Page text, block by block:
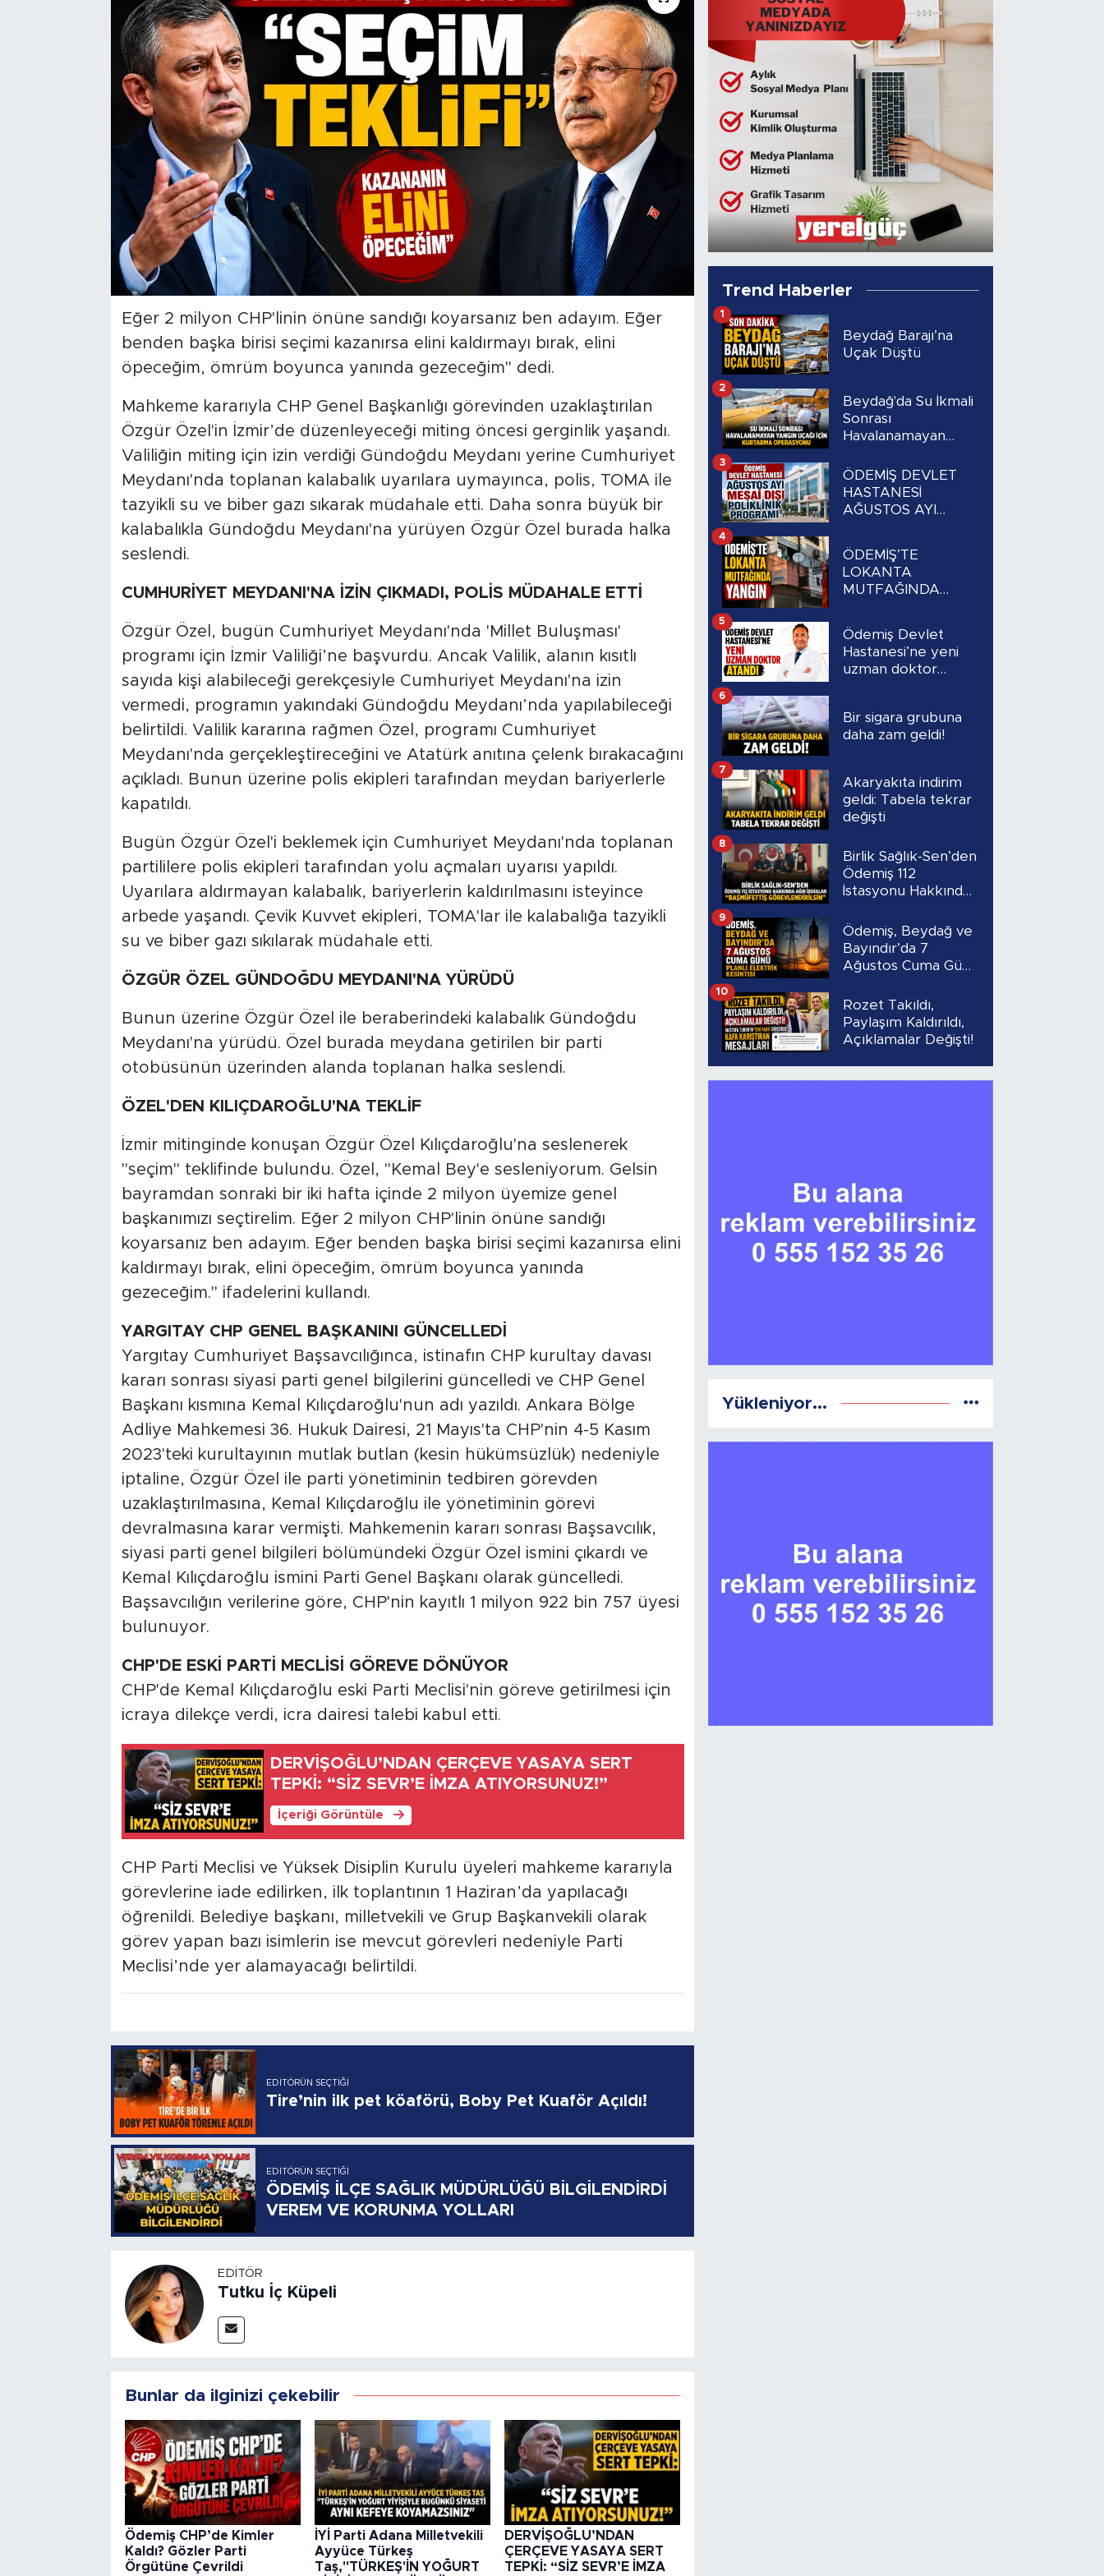
Eğer 2 milyon CHP'linin önüne sandığı koyarsanız ben adayım. Eğer
benden başka birisi seçimi kazanırsa elini kaldırmayı bırak, elini
öpeceğim, ömrüm boyunca yanında gezeceğim" dedi.
Mahkeme kararıyla CHP Genel Başkanlığı görevinden uzaklaştırılan
Özgür Özel'in İzmir’de düzenleyeceği miting öncesi gerginlik yaşandı.
Valiliğin miting için izin verdiği Gündoğdu Meydanı yerine Cumhuriyet
Meydanı'nda toplanan kalabalık uyarılara uymayınca, polis, TOMA ile
tazyikli su ve biber gazı sıkarak müdahale etti. Daha sonra büyük bir
kalabalıkla Gündoğdu Meydanı'na yürüyen Özgür Özel burada halka
seslendi.
CUMHURİYET MEYDANI'NA İZİN ÇIKMADI, POLİS MÜDAHALE ETTİ
Özgür Özel, bugün Cumhuriyet Meydanı'nda 'Millet Buluşması'
programı için İzmir Valiliği’ne başvurdu. Ancak Valilik, alanın kısıtlı
sayıda kişi alabileceği gerekçesiyle Cumhuriyet Meydanı'na izin
vermedi, programın yakındaki Gündoğdu Meydanı’nda yapılabileceği
belirtildi. Valilik kararına rağmen Özel, programı Cumhuriyet
Meydanı'nda gerçekleştireceğini ve Atatürk anıtına çelenk bırakacağını
açıkladı. Bunun üzerine polis ekipleri tarafından meydan bariyerlerle
kapatıldı.
Bugün Özgür Özel'i beklemek için Cumhuriyet Meydanı'nda toplanan
partililere polis ekipleri tarafından yolu açmaları uyarısı yapıldı.
Uyarılara aldırmayan kalabalık, bariyerlerin kaldırılmasını isteyince
arbede yaşandı. Çevik Kuvvet ekipleri, TOMA'lar ile kalabalığa tazyikli
su ve biber gazı sıkılarak müdahale etti.
ÖZGÜR ÖZEL GÜNDOĞDU MEYDANI'NA YÜRÜDÜ
Bunun üzerine Özgür Özel ile beraberindeki kalabalık Gündoğdu
Meydanı'na yürüdü. Özel burada meydana getirilen bir parti
otobüsünün üzerinden alanda toplanan halka seslendi.
ÖZEL'DEN KILIÇDAROĞLU'NA TEKLİF
İzmir mitinginde konuşan Özgür Özel Kılıçdaroğlu'na seslenerek
"seçim" teklifinde bulundu. Özel, "Kemal Bey'e sesleniyorum. Gelsin
bayramdan sonraki bir iki hafta içinde 2 milyon üyemize genel
başkanımızı seçtirelim. Eğer 2 milyon CHP'linin önüne sandığı
koyarsanız ben adayım. Eğer benden başka birisi seçimi kazanırsa elini
kaldırmayı bırak, elini öpeceğim, ömrüm boyunca yanında
gezeceğim." ifadelerini kullandı.
YARGITAY CHP GENEL BAŞKANINI GÜNCELLEDİ
Yargıtay Cumhuriyet Başsavcılığınca, istinafın CHP kurultay davası
kararı sonrası siyasi parti genel bilgilerini güncelledi ve CHP Genel
Başkanı kısmına Kemal Kılıçdaroğlu'nun adı yazıldı. Ankara Bölge
Adliye Mahkemesi 36. Hukuk Dairesi, 21 Mayıs'ta CHP'nin 4-5 Kasım
2023'teki kurultayının mutlak butlan (kesin hükümsüzlük) nedeniyle
iptaline, Özgür Özel ile parti yönetiminin tedbiren görevden
uzaklaştırılmasına, Kemal Kılıçdaroğlu ile yönetiminin görevi
devralmasına karar vermişti. Mahkemenin kararı sonrası Başsavcılık,
siyasi parti genel bilgileri bölümündeki Özgür Özel ismini çıkardı ve
Kemal Kılıçdaroğlu ismini Parti Genel Başkanı olarak güncelledi.
Başsavcılığın verilerine göre, CHP'nin kayıtlı 1 milyon 922 bin 757 üyesi
bulunuyor.
CHP'DE ESKİ PARTİ MECLİSİ GÖREVE DÖNÜYOR
CHP'de Kemal Kılıçdaroğlu eski Parti Meclisi'nin göreve getirilmesi için
icraya dilekçe verdi, icra dairesi talebi kabul etti.
DERVİŞOĞLU’NDAN ÇERÇEVE YASAYA SERT
TEPKİ: “SİZ SEVR’E İMZA ATIYORSUNUZ!”
İçeriği Görüntüle
CHP Parti Meclisi ve Yüksek Disiplin Kurulu üyeleri mahkeme kararıyla
görevlerine iade edilirken, ilk toplantının 1 Haziran’da yapılacağı
öğrenildi. Belediye başkanı, milletvekili ve Grup Başkanvekili olarak
görev yapan bazı isimlerin ise mevcut görevleri nedeniyle Parti
Meclisi’nde yer alamayacağı belirtildi.
EDITÖRÜN SEÇTIĞI
Tire’nin ilk pet köaförü, Boby Pet Kuaför Açıldı!
EDITÖRÜN SEÇTIĞI
ÖDEMİŞ İLÇE SAĞLIK MÜDÜRLÜĞÜ BİLGİLENDİRDİ
VEREM VE KORUNMA YOLLARI
EDITÖR
Tutku İç Küpeli
Bunlar da ilginizi çekebilir
Ödemiş CHP’de Kimler
Kaldı? Gözler Parti
Örgütüne Çevrildi
İYİ Parti Adana Milletvekili
Ayyüce Türkeş
Taş,"TÜRKEŞ'İN YOĞURT
DERVİŞOĞLU’NDAN
ÇERÇEVE YASAYA SERT
TEPKİ: “SİZ SEVR’E İMZA
Trend Haberler
Beydağ Barajı’na
Uçak Düştü
1
Beydağ'da Su İkmali
Sonrası
Havalanamayan
Kurtarma
Operasyonu
2
ÖDEMİŞ DEVLET
HASTANESİ
AĞUSTOS AYI
POLİKLİNİK
PROGRAMI
3
ÖDEMİŞ’TE
LOKANTA
MUTFAĞINDA
4
Ödemiş Devlet
Hastanesi’ne yeni
uzman doktor
5
Bir sigara grubuna
daha zam geldi!
6
Akaryakıta indirim
geldi: Tabela tekrar
değişti
7
Birlik Sağlık-Sen’den
Ödemiş 112
İstasyonu Hakkında
“Başmüfettiş
Görevlendirilsin”
8
Ödemiş, Beydağ ve
Bayındır’da 7
Ağustos Cuma Günü
Kesintisi
9
Rozet Takıldı,
Paylaşım Kaldırıldı,
Açıklamalar Değişti!
10
Yükleniyor...